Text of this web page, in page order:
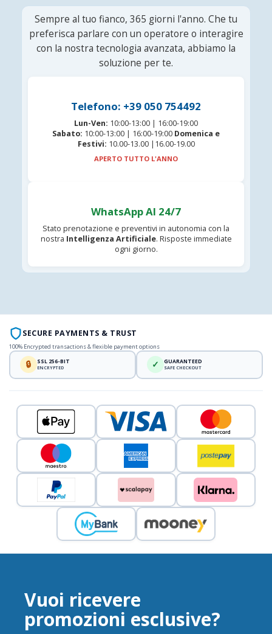
Sempre al tuo fianco, 365 giorni l'anno. Che tu
preferisca parlare con un operatore o interagire
con la nostra tecnologia avanzata, abbiamo la
soluzione per te.
Telefono: +39 050 754492
Lun-Ven: 10:00-13:00 | 16:00-19:00
Sabato: 10:00-13:00 | 16:00-19:00 Domenica e
Festivi: 10.00-13.00 |16.00-19.00
APERTO TUTTO L'ANNO
WhatsApp AI 24/7
Stato prenotazione e preventivi in autonomia con la
nostra Intelligenza Artificiale. Risposte immediate
ogni giorno.
SECURE PAYMENTS & TRUST
100% Encrypted transactions & flexible payment options
🔒 SSL 256-BIT
ENCRYPTED ✓ GUARANTEED
SAFE CHECKOUT
Vuoi ricevere
promozioni esclusive?